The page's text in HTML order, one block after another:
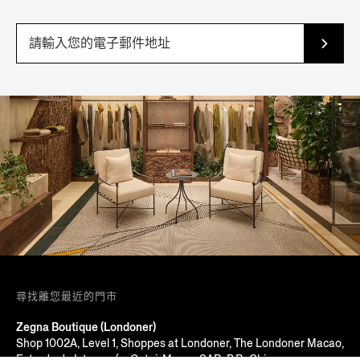
尋找離您最近的門市
Zegna Boutique (Londoner)
Shop 1002A, Level 1, Shoppes at Londoner, The Londoner Macao,